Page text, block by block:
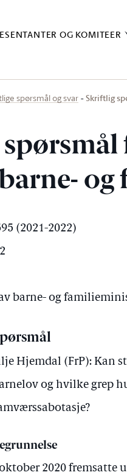
OG KOMITEER
spørsmål og svar Skriftlig
(2021-2022)
av barne- og
Hjemdal (FrP): Kan
og hvilke grep
2020 fremsatte